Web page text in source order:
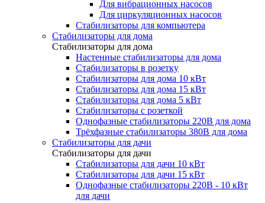
Для вибрационных насосов
Для циркуляционных насосов
Стабилизаторы для компьютера
Стабилизаторы для дома
Стабилизаторы для дома
Настенные стабилизаторы для дома
Стабилизаторы в розетку
Стабилизаторы для дома 10 кВт
Стабилизаторы для дома 15 кВт
Стабилизаторы для дома 5 кВт
Стабилизаторы с розеткой
Однофазные стабилизаторы 220В для дома
Трёхфазные стабилизаторы 380В для дома
Стабилизаторы для дачи
Стабилизаторы для дачи
Стабилизаторы для дачи 10 кВт
Стабилизаторы для дачи 15 кВт
Однофазные стабилизаторы 220В - 10 кВт
для дачи